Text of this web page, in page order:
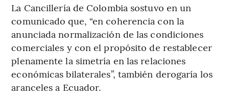
La Cancillería de Colombia sostuvo en un
comunicado que, “en coherencia con la
anunciada normalización de las condiciones
comerciales y con el propósito de restablecer
plenamente la simetría en las relaciones
económicas bilaterales”, también derogaría los
aranceles a Ecuador.